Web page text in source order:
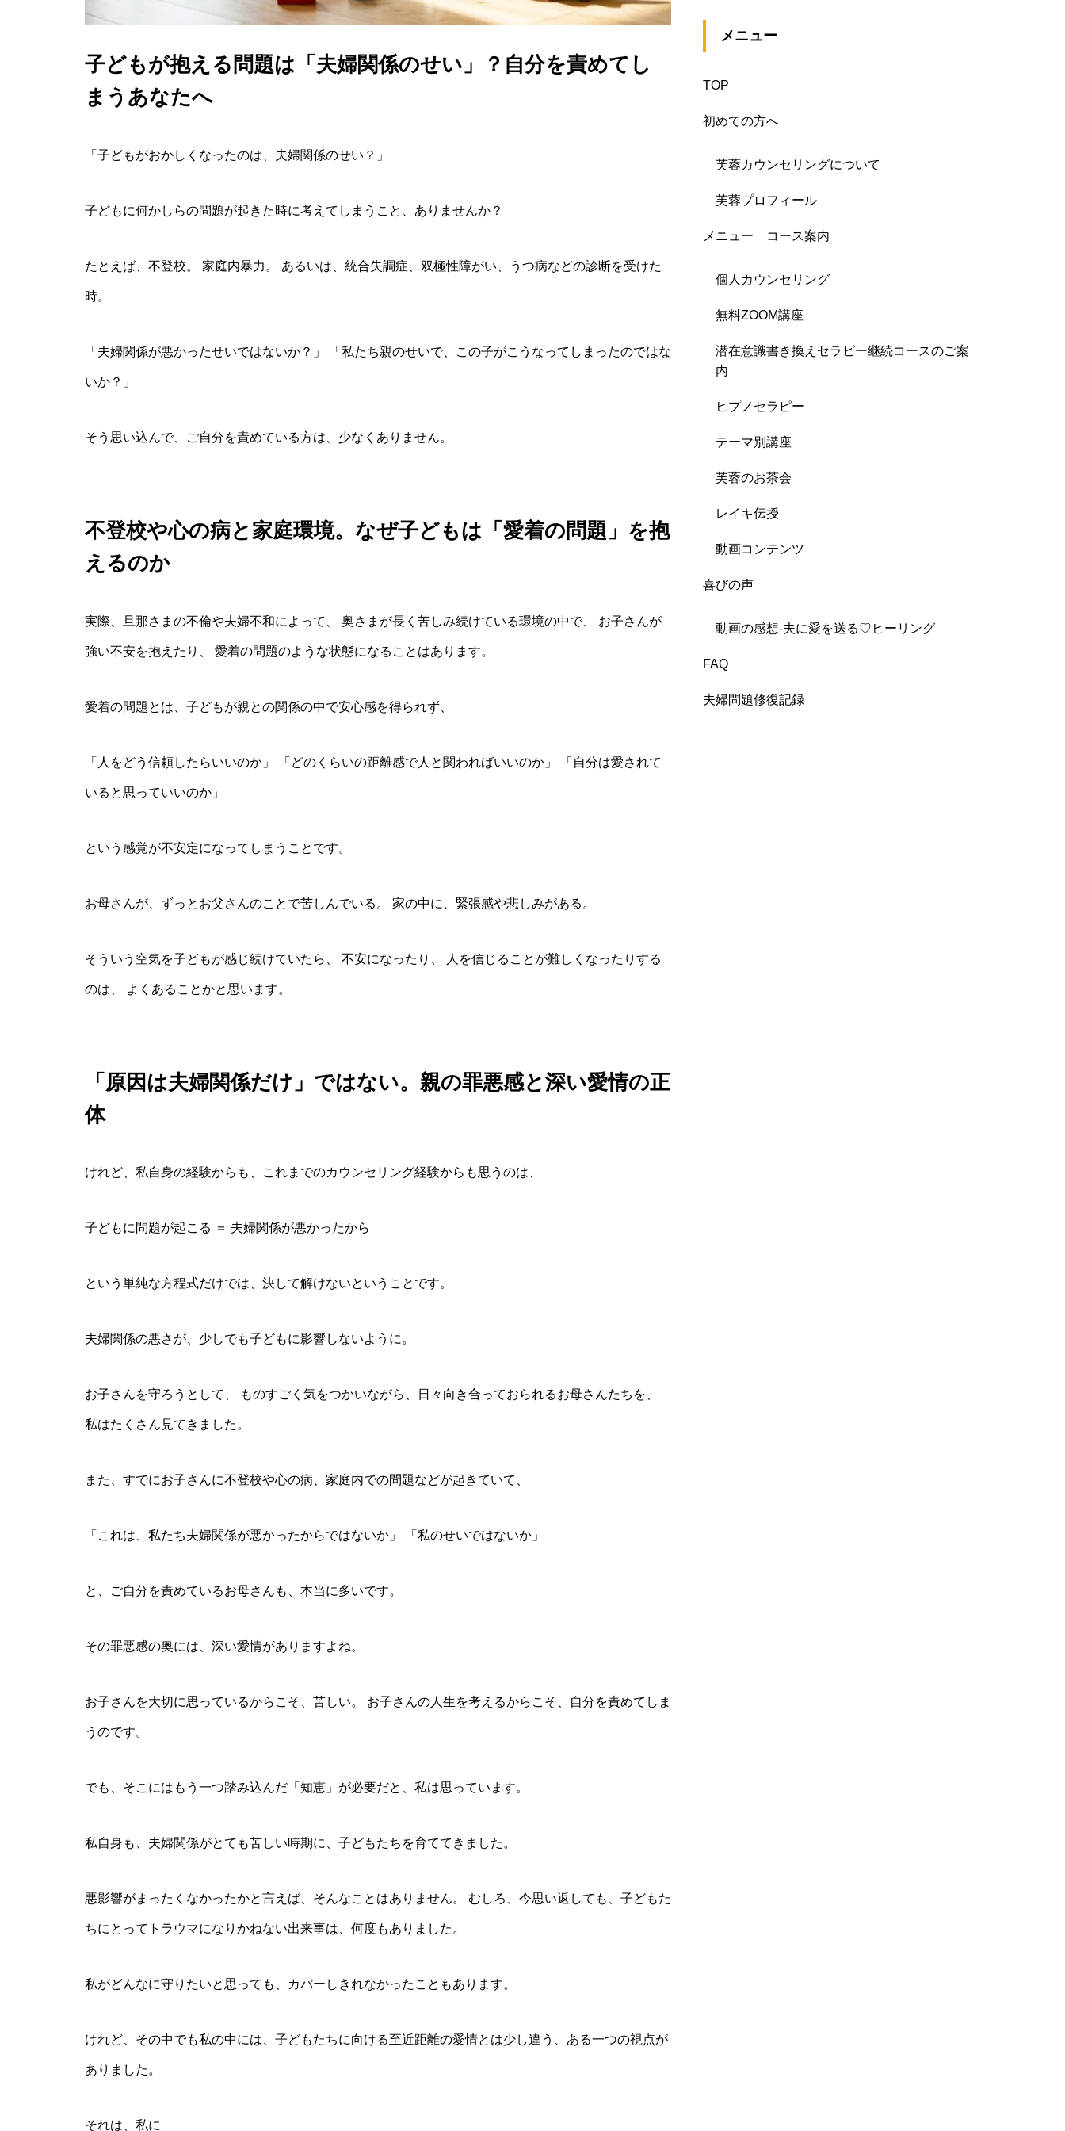
子どもが抱える問題は「夫婦関係のせい」？自分を責めてし
まうあなたへ
「子どもがおかしくなったのは、夫婦関係のせい？」
子どもに何かしらの問題が起きた時に考えてしまうこと、ありませんか？
たとえば、不登校。 家庭内暴力。 あるいは、統合失調症、双極性障がい、うつ病などの診断を受けた
時。
「夫婦関係が悪かったせいではないか？」 「私たち親のせいで、この子がこうなってしまったのではな
いか？」
そう思い込んで、ご自分を責めている方は、少なくありません。
不登校や心の病と家庭環境。なぜ子どもは「愛着の問題」を抱
えるのか
実際、旦那さまの不倫や夫婦不和によって、 奥さまが長く苦しみ続けている環境の中で、 お子さんが
強い不安を抱えたり、 愛着の問題のような状態になることはあります。
愛着の問題とは、子どもが親との関係の中で安心感を得られず、
「人をどう信頼したらいいのか」 「どのくらいの距離感で人と関わればいいのか」 「自分は愛されて
いると思っていいのか」
という感覚が不安定になってしまうことです。
お母さんが、ずっとお父さんのことで苦しんでいる。 家の中に、緊張感や悲しみがある。
そういう空気を子どもが感じ続けていたら、 不安になったり、 人を信じることが難しくなったりする
のは、 よくあることかと思います。
「原因は夫婦関係だけ」ではない。親の罪悪感と深い愛情の正
体
けれど、私自身の経験からも、これまでのカウンセリング経験からも思うのは、
子どもに問題が起こる ＝ 夫婦関係が悪かったから
という単純な方程式だけでは、決して解けないということです。
夫婦関係の悪さが、少しでも子どもに影響しないように。
お子さんを守ろうとして、 ものすごく気をつかいながら、日々向き合っておられるお母さんたちを、
私はたくさん見てきました。
また、すでにお子さんに不登校や心の病、家庭内での問題などが起きていて、
「これは、私たち夫婦関係が悪かったからではないか」 「私のせいではないか」
と、ご自分を責めているお母さんも、本当に多いです。
その罪悪感の奥には、深い愛情がありますよね。
お子さんを大切に思っているからこそ、苦しい。 お子さんの人生を考えるからこそ、自分を責めてしま
うのです。
でも、そこにはもう一つ踏み込んだ「知恵」が必要だと、私は思っています。
私自身も、夫婦関係がとても苦しい時期に、子どもたちを育ててきました。
悪影響がまったくなかったかと言えば、そんなことはありません。 むしろ、今思い返しても、子どもた
ちにとってトラウマになりかねない出来事は、何度もありました。
私がどんなに守りたいと思っても、カバーしきれなかったこともあります。
けれど、その中でも私の中には、子どもたちに向ける至近距離の愛情とは少し違う、ある一つの視点が
ありました。
それは、私に
メニュー
TOP
初めての方へ
芙蓉カウンセリングについて
芙蓉プロフィール
メニュー コース案内
個人カウンセリング
無料ZOOM講座
潜在意識書き換えセラピー継続コースのご案
内
ヒプノセラピー
テーマ別講座
芙蓉のお茶会
レイキ伝授
動画コンテンツ
喜びの声
動画の感想-夫に愛を送る♡ヒーリング
FAQ
夫婦問題修復記録